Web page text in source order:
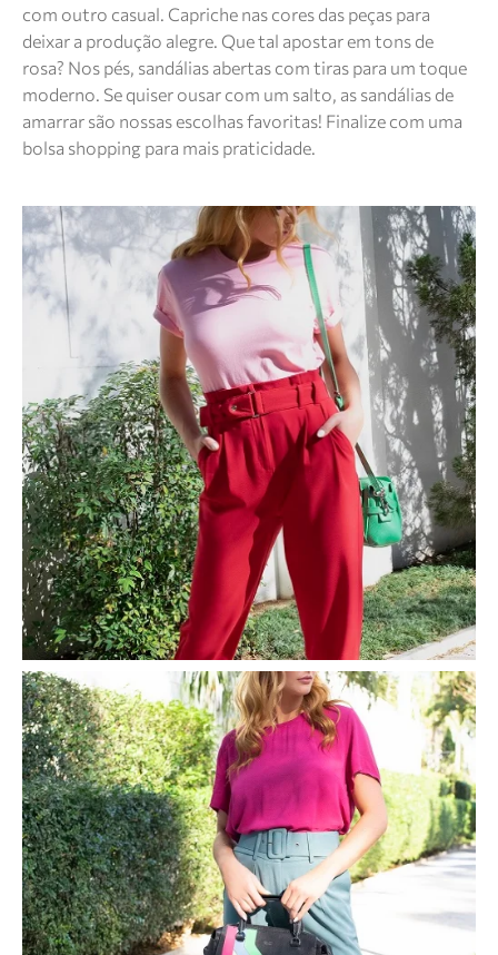
com outro casual. Capriche nas cores das peças para
deixar a produção alegre. Que tal apostar em tons de
rosa? Nos pés, sandálias abertas com tiras para um toque
moderno. Se quiser ousar com um salto, as sandálias de
amarrar são nossas escolhas favoritas! Finalize com uma
bolsa shopping para mais praticidade.